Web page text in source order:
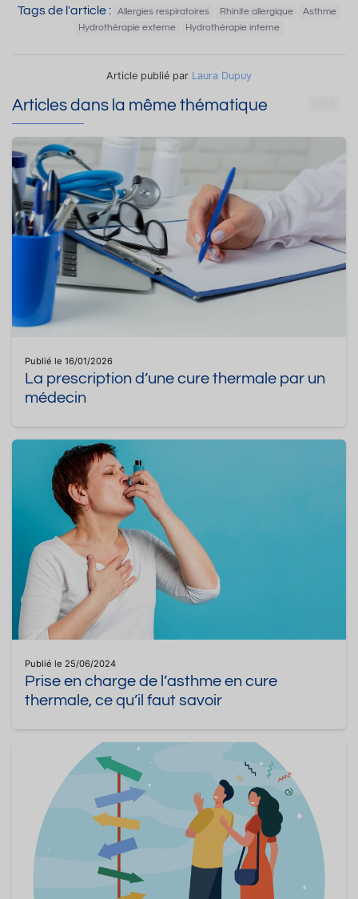
Tags de l'article : Allergies respiratoires Rhinite allergique
Asthme
Hydrothérapie externe
Hydrothérapie interne
Article publié par Laura Dupuy
Articles dans la même thématique
Publié le 16/01/2026
La prescription d’une cure thermale par un
médecin
Publié le 25/06/2024
Prise en charge de l’asthme en cure
thermale, ce qu’il faut savoir